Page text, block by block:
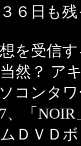
６日も残
を受信
然？ ア
コンタワ
、「
ＤＶＤ